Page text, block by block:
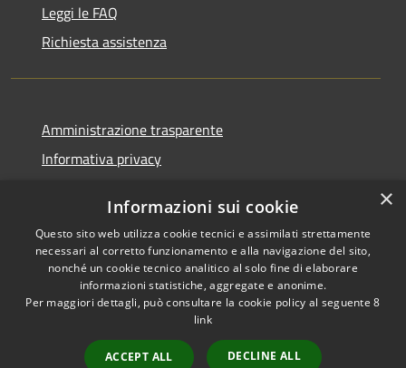
Leggi le FAQ
Richiesta assistenza
Amministrazione trasparente
Informativa privacy
Dichiarazione di accessibilità
RSS
Copyright © 2026 • Comune di
Municipium •
×
Informazioni sui cookie
Questo sito web utilizza cookie tecnici e assimilati strettamente
necessari al corretto funzionamento e alla navigazione del sito,
nonché un cookie tecnico analitico al solo fine di elaborare
informazioni statistiche, aggregate e anonime.
Per maggiori dettagli, può consultare la cookie policy al seguente8
link
ACCEPT ALL DECLINE ALL